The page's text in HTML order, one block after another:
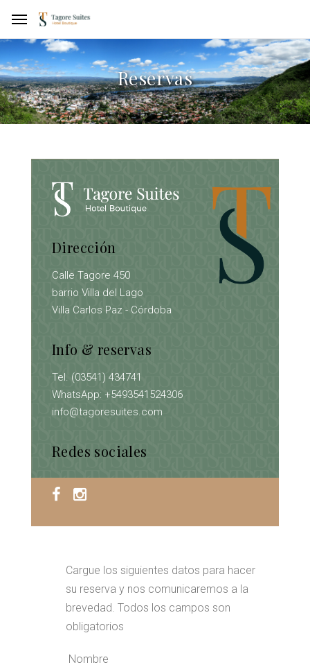
Reservas
Dirección
Calle Tagore 450
barrio Villa del Lago
Villa Carlos Paz - Córdoba
Info & reservas
Tel. (03541) 434741
WhatsApp: +5493541524306
info@tagoresuites.com
Redes sociales
Cargue los siguientes datos para hacer
su reserva y nos comunicaremos a la
brevedad. Todos los campos son
obligatorios
Nombre